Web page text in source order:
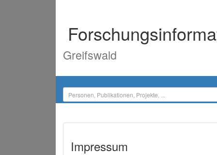
Greifswald
Impressum